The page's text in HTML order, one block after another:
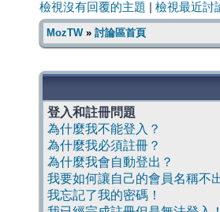
檢視沒有回覆的主題 檢視最近討
MozTW» 討論區首頁
登入和註冊問題
為什麼我不能登入？
為什麼我必須註冊？
為什麼我會自動登出？
我要如何讓自己的會員名稱不
我忘記了我的密碼！